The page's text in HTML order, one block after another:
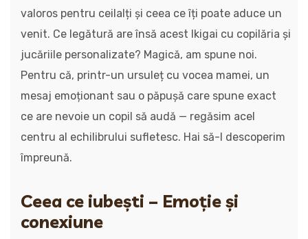
valoros pentru ceilalți și ceea ce îți poate aduce un
venit. Ce legătură are însă acest Ikigai cu copilăria și
jucăriile personalizate? Magică, am spune noi.
Pentru că, printr-un ursuleț cu vocea mamei, un
mesaj emoționant sau o păpușă care spune exact
ce are nevoie un copil să audă — regăsim acel
centru al echilibrului sufletesc. Hai să-l descoperim
împreună.
Ceea ce iubești – Emoție și
conexiune